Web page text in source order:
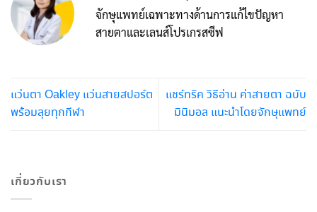
จักษุแพทย์เฉพาะทางด้านการแก้ไขปัญหา
สายตาและเลนส์โปรเกรสซีฟ
แว่นตา Oakley แว่นสายสปอร์ต
พร้อมลุยทุกกีฬา
แชร์ทริค วิธีอ่าน ค่าสายตา ฉบับ
มินิมอล แนะนำโดยจักษุแพทย์
เกี่ยวกับเรา